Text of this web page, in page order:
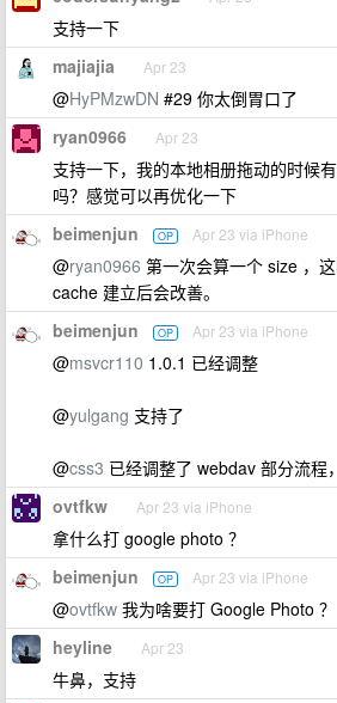
支持一下
majiajia Apr 23
@HyPMzwDN #29 你太倒胃口了
ryan0966 Apr 23
支持一下，我的本地相册拖动的时候
吗？感觉可以再优化一下
beimenjun OP Apr 23 via iPhone
@ryan0966 第一次会算一个 size ，
cache 建立后会改善。
beimenjun OP Apr 23 via iPhone
@msvcr110 1.0.1 已经调整
@yulgang 支持了
@css3 已经调整了 webdav 部分流程
ovtfkw Apr 23 via iPhone
拿什么打 google photo ？
beimenjun OP Apr 23 via iPhone
@ovtfkw 我为啥要打 Google Photo ？
heyline Apr 23
牛鼻，支持